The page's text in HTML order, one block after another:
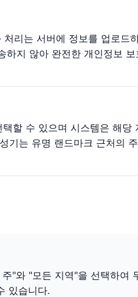
리는 서버에 정보를 업로드
지 않아 완전한 개인정보
할 수 있으며 시스템은 해당
기는 유명 랜드마크 근처의
"와 "모든 지역"을 선택하여
있습니다.